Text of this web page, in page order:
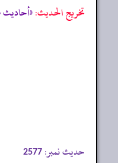
تخریج الحدیث:
حدیث نمبر: 2577